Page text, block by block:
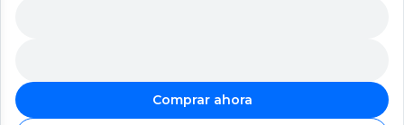
Comprar ahora